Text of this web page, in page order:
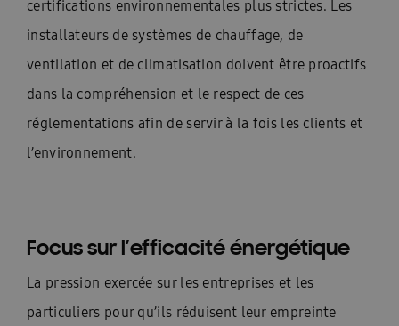
certifications environnementales plus strictes. Les
installateurs de systèmes de chauffage, de
ventilation et de climatisation doivent être proactifs
dans la compréhension et le respect de ces
réglementations afin de servir à la fois les clients et
l’environnement.
Focus sur l’efficacité énergétique
La pression exercée sur les entreprises et les
particuliers pour qu’ils réduisent leur empreinte